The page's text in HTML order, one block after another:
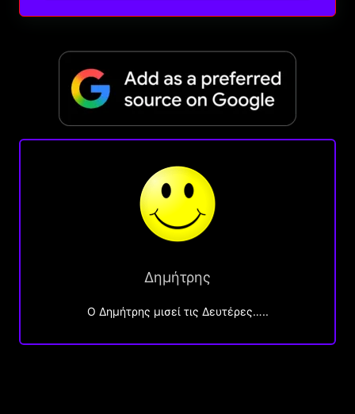
Δημήτρης
O Δημήτρης μισεί τις Δευτέρες…..